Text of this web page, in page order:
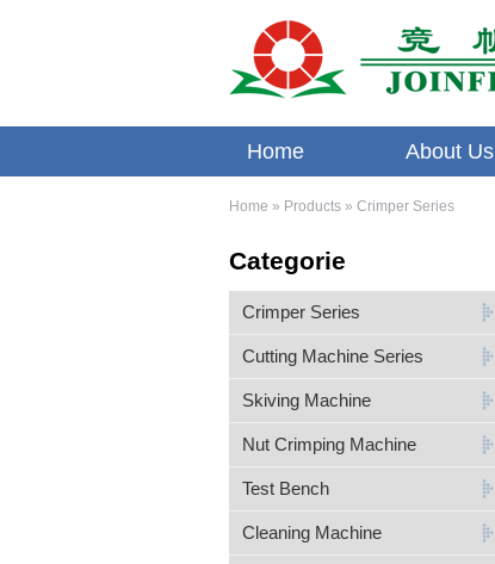
Home About Us
Home » Products » Crimper Series
Categorie
Crimper Series
Cutting Machine Series
Skiving Machine
Nut Crimping Machine
Test Bench
Cleaning Machine